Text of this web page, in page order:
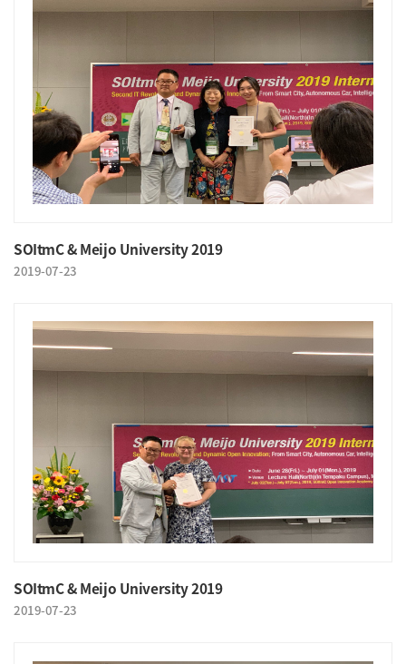
SOItmC & Meijo University 2019
2019-07-23
SOItmC & Meijo University 2019
2019-07-23